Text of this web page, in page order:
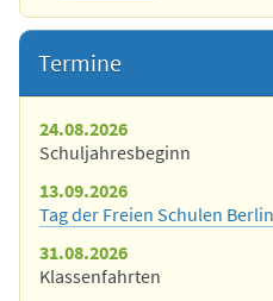
Termine
24.08.2026
Schuljahresbeginn
13.09.2026
Tag der Freien Schulen
31.08.2026
Klassenfahrten